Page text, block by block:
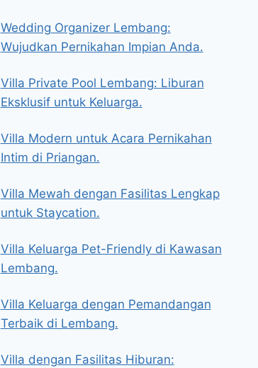
Wedding Organizer Lembang:
Wujudkan Pernikahan Impian Anda.
Villa Private Pool Lembang: Liburan
Eksklusif untuk Keluarga.
Villa Modern untuk Acara Pernikahan
Intim di Priangan.
Villa Mewah dengan Fasilitas Lengkap
untuk Staycation.
Villa Keluarga Pet-Friendly di Kawasan
Lembang.
Villa Keluarga dengan Pemandangan
Terbaik di Lembang.
Villa dengan Fasilitas Hiburan: